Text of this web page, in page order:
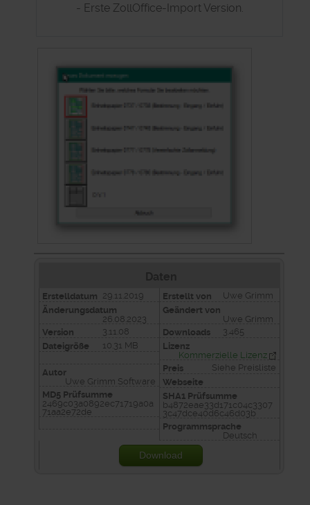
- Erste ZollOffice-Import Version.
Erstelldatum 29.11.2019
Änderungsdatum
26.08.2023
Version
3.11.08
Dateigröße
10.31 MB
Autor
Uwe Grimm Software
MD5 Prüfsumme
2469c03a0892ec71719a0a
71aa2e72de
Erstellt von
Uwe Grimm
Geändert von
Uwe Grimm
Downloads
3.465
Lizenz
Kommerzielle Lizenz
Preis
Siehe Preisliste
Webseite
SHA1 Prüfsumme
b4872eae33d171c04c3307
3c47dce40d6c46d03b
Programmsprache
Deutsch
Download